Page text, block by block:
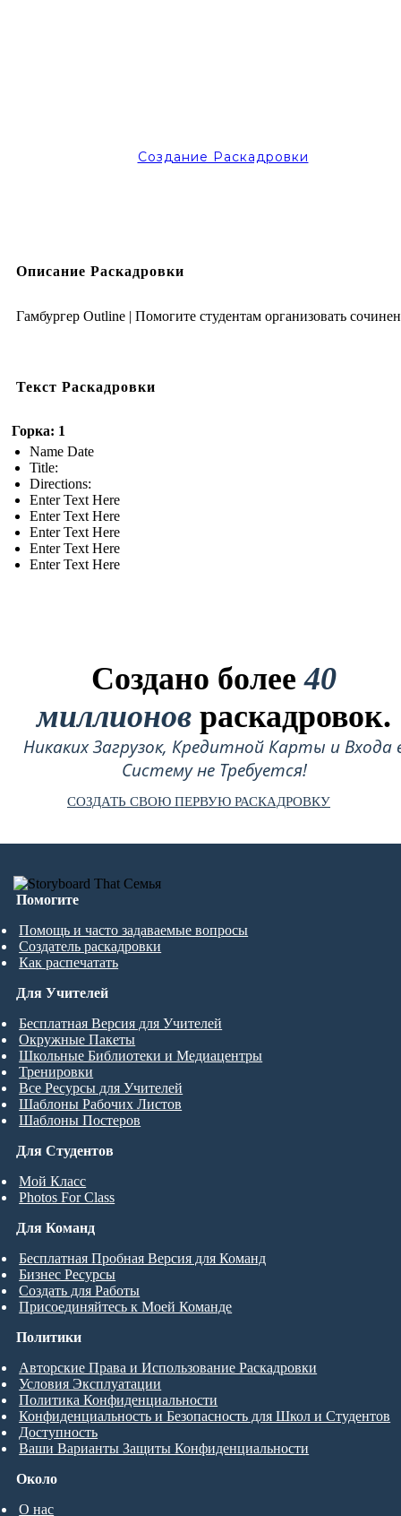
Создание Раскадровки
Описание Раскадровки
Гамбургер Outline | Помогите студентам организовать
Текст Раскадровки
Горка: 1
Name Date
Title:
Directions:
Enter Text Here
Enter Text Here
Enter Text Here
Enter Text Here
Enter Text Here
Создано более40
миллионов раскадровок.
Никаких Загрузок, Кредитной Карты и Входа
Систему не Требуется!
СОЗДАТЬ СВОЮ ПЕРВУЮ РАСКАДРОВКУ
Помогите
Помощь и часто задаваемые вопросы
Создатель раскадровки
Как распечатать
Для Студентов
Мой Класс
Photos For Class
Для Учителей
Бесплатная Версия для Учителей
Окружные Пакеты
Школьные Библиотеки и Медиацентры
Тренировки
Все Ресурсы для Учителей
Шаблоны Рабочих Листов
Шаблоны Постеров
Для Команд
Бесплатная Пробная Версия для Команд
Бизнес Ресурсы
Создать для Работы
Присоединяйтесь к Моей Команде
Около
О нас
Политики
Авторские Права и Использование Раскадровки
Условия Эксплуатации
Политика Конфиденциальности
Конфиденциальность и Безопасность для Школ и Студентов
Доступность
Ваши Варианты Защиты Конфиденциальности